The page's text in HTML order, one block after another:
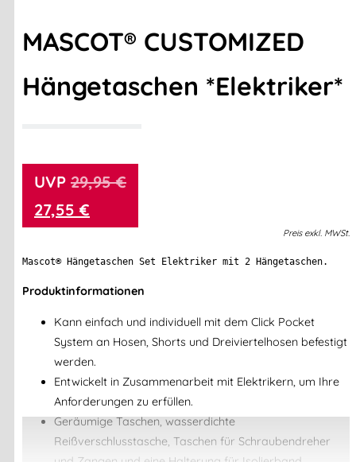
MASCOT® CUSTOMIZED
Hängetaschen *Elektriker*
29,95€
27,55 €
Preis exkl. MWSt.
M
Produktinformationen
Kann einfach und individuell mit dem Click Pocket
System an Hosen, Shorts und Dreiviertelhosen befestigt
werden.
Entwickelt in Zusammenarbeit mit Elektrikern, um Ihre
Anforderungen zu erfüllen.
Geräumige Taschen, wasserdichte
Reißverschlusstasche, Taschen für Schraubendreher